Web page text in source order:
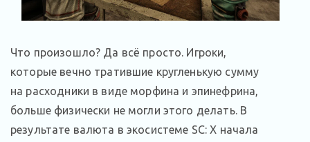
Что произошло? Да всё просто. Игроки,
которые вечно тратившие кругленькую сумму
на расходники в виде морфина и эпинефрина,
больше физически не могли этого делать. В
результате валюта в экосистеме SC: X начала